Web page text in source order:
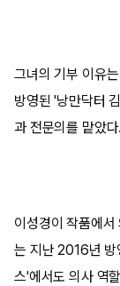
그녀의 기부 이유
방영된 '낭만닥터
과 전문의를 맡았다.
이성경이 작품에
는 지난 2016년 방
스'에서도 의사 역